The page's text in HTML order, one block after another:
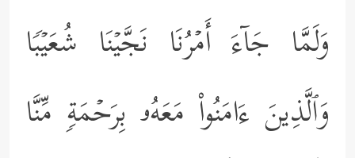
وَلَمَّا جَاۤءَ أَمۡرُنَا نَجَّیۡنَا شُعَیۡبࣰا
وَٱلَّذِینَ ءَامَنُواْ مَعَهُۥ بِرَحۡمَةࣲ مِّنَّا